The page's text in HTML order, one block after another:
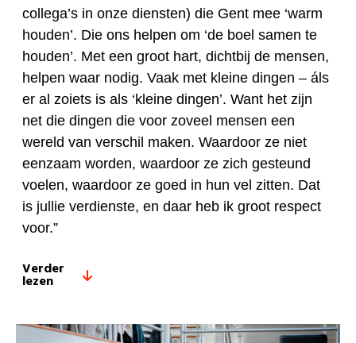
collega’s in onze diensten) die Gent mee ‘warm
houden’. Die ons helpen om ‘de boel samen te
houden’. Met een groot hart, dichtbij de mensen,
helpen waar nodig. Vaak met kleine dingen – áls
er al zoiets is als ‘kleine dingen’. Want het zijn
net die dingen die voor zoveel mensen een
wereld van verschil maken. Waardoor ze niet
eenzaam worden, waardoor ze zich gesteund
voelen, waardoor ze goed in hun vel zitten. Dat
is jullie verdienste, en daar heb ik groot respect
voor.”
Verder
lezen